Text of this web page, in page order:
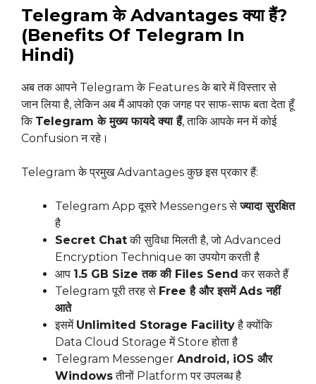
Telegram के Advantages क्या हैं?
(Benefits Of Telegram In
Hindi)
अब तक आपने Telegram के Features के बारे में विस्तार से
जान लिया है, लेकिन अब मैं आपको एक जगह पर साफ-साफ बता देता हूँ
कि Telegram के मुख्य फायदे क्या हैं, ताकि आपके मन में कोई
Confusion न रहे।
Telegram के प्रमुख Advantages कुछ इस प्रकार हैं:
Telegram App दूसरे Messengers सेज्यादा सुरक्षित
है
Secret Chatकी सुविधा मिलती है, जो Advanced
Encryption Technique का उपयोग करती है
आप 1.5 GB Size तक की Files Send कर सकते हैं
Telegram पूरी तरह से Free है और इसमें Ads नहीं
आते
इसमें Unlimited Storage Facilityहै क्योंकि
Data Cloud Storage में Store होता है
Telegram Messenger Android, iOS और
Windowsतीनों Platform पर उपलब्ध है